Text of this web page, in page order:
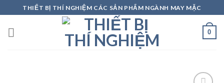
to
content
THIẾT BỊ THÍ NGHIỆM CÁC SẢN PHẨM NGÀNH MAY MẶC
0